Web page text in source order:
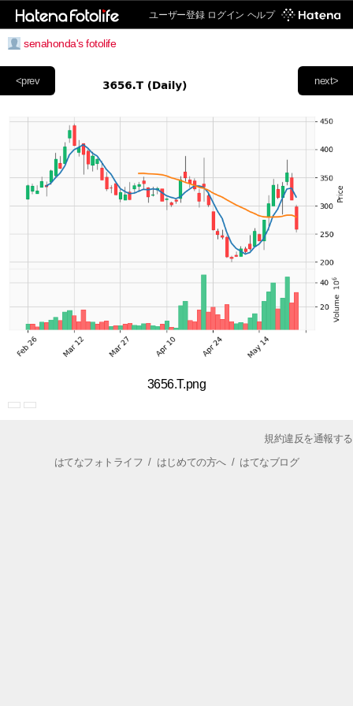
ユーザー登録 ログイン ヘルプ
senahonda's fotolife
next>
<prev
3656.T.png
規約違反を通報する
はてなフォトライフ / はじめての方へ/ はてなブログ